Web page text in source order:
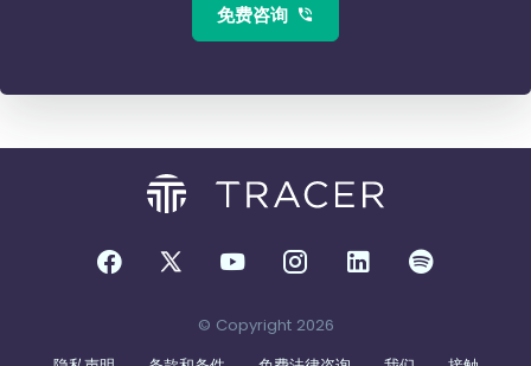
免费咨询
© Copyright 2026